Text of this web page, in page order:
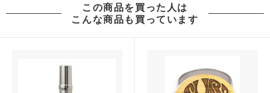
この商品を買った人は
こんな商品も買っています